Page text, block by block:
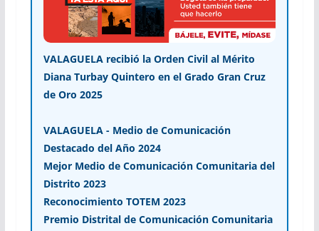
VALAGUELA recibió la Orden Civil al Mérito
Diana Turbay Quintero en el Grado Gran Cruz
de Oro 2025
VALAGUELA - Medio de Comunicación
Destacado del Año 2024
Mejor Medio de Comunicación Comunitaria del
Distrito 2023
Reconocimiento TOTEM 2023
Premio Distrital de Comunicación Comunitaria